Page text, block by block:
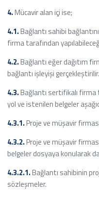
4.Mücavir alan içi ise;
4.1.Bağlantı sahibi
firma tarafından
4.2.Bağlantı eğer dağıtım
bağlantı işleyişi gerçekleştirilir.
4.3.Bağlantı sertifikalı firma
yol ve istenilen belgeler
4.3.1.Proje ve müşavir
4.3.2.Proje ve müşavir
belgeler dosyaya konularak
4.3.2.1.Bağlantı sahibinin
sözleşmeler.